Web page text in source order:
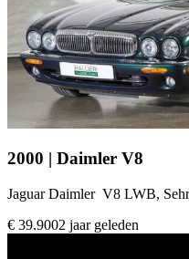
2000 | Daimler V8
Jaguar Daimler V8 LWB,
€ 39.9002 jaar geleden